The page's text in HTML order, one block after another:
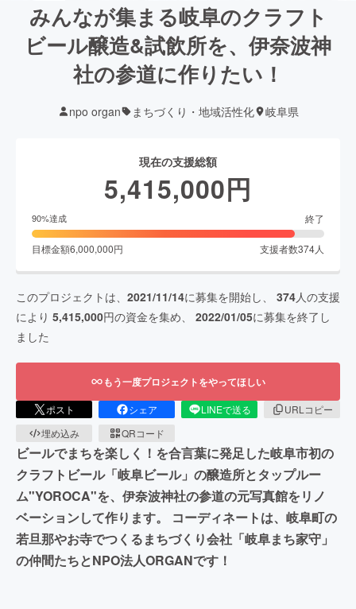
みんなが集まる岐阜のクラフト
ビール醸造&試飲所を、伊奈波神
社の参道に作りたい！
npo organ まちづくり・地域活性化 岐阜県
現在の支援総額
5,415,000円
90%達成 終了
目標金額6,000,000円 支援者数374人
このプロジェクトは、 2021/11/14に募集を開始し、 374人の支援
により 5,415,000円の資金を集め、 2022/01/05に募集を終了し
ました
もう一度プロジェクトをやってほしい
ポスト シェア LINEで送る
URLコピー
埋め込み
QRコード
ビールでまちを楽しく！を合言葉に発足した岐阜市初の
クラフトビール「岐阜ビール」の醸造所とタップルー
ム"YOROCA"を、伊奈波神社の参道の元写真館をリノ
ベーションして作ります。 コーディネートは、岐阜町の
若旦那やお寺でつくるまちづくり会社「岐阜まち家守」
の仲間たちとNPO法人ORGANです！